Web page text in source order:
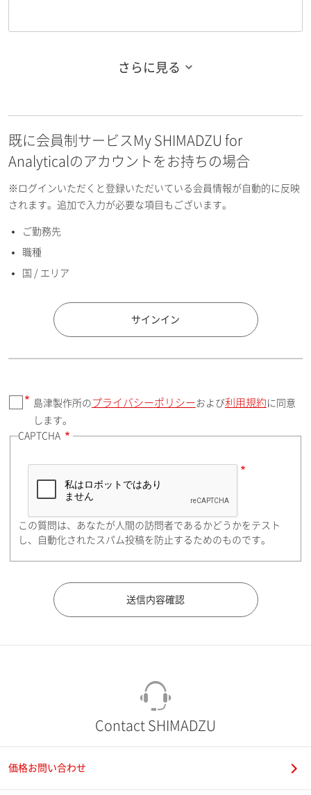
お名前フリガナ（名）
E-mailアドレス（半角英数）
国 / エリア
郵便番号（勤務先）
住所検索
都道府県（勤務先）
さらに見る
既に会員制サービスMy SHIMADZU for
Analyticalのアカウントをお持ちの場合
※ログインいただくと登録いただいている会員情報が自動的に反映
されます。追加で入力が必要な項目もございます。
ご勤務先
職種
国 / エリア
サインイン
島津製作所の プライバシーポリシーおよび利用規約 に同意
します。
CAPTCHA
この質問は、あなたが人間の訪問者であるかどうかをテスト
し、自動化されたスパム投稿を防止するためのものです。
Contact SHIMADZU
価格お問い合わせ